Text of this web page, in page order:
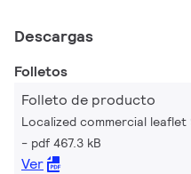
Descargas
Folletos
Folleto de producto
Localized commercial leaflet
pdf 467.3 kB
Ver